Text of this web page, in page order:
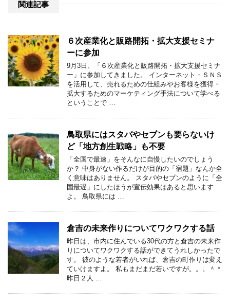
関連記事
６次産業化と販路開拓・拡大支援セミナ
ーに参加
9月3日、「６次産業化と販路開拓・拡大支援セミナ
ー」に参加してきました。 インターネット・ＳＮＳ
を活用して、売れるための仕組みやお客様を獲得・
拡大するためのマーケティング手法について学べる
ということで …
鳥取県にはスタバやセブンも要らないけ
ど「地方創生戦略」も不要
「全国で最速」をそんなに自慢したいのでしょう
か？ 中身がない作るだけが目的の「宿題」なんか全
く意味はありません。 スタバやセブンのように「全
国最遅」にしたほうが宣伝効果はあると思います
よ。 鳥取県には …
倉吉の未来作りについてワクワクする話
昨日は、市内に住んでいる30代の方と倉吉の未来作
りについてワクワクする話ができてうれしかったで
す。 彼のような若者がいれば、倉吉の町作りは変え
ていけますよ。 私もまだまだ若いですが。。。＾＾
昨日２人 …